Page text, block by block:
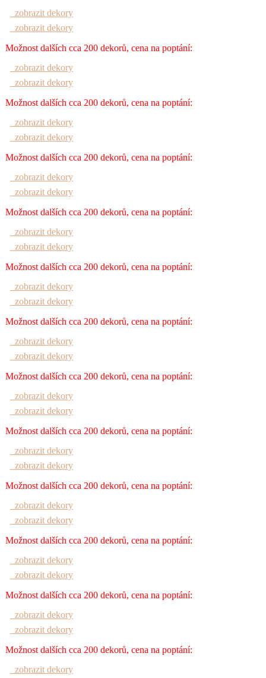
zobrazit dekory
zobrazit dekory
Možnost dalších cca 200 dekorů, cena na poptání:
zobrazit dekory
zobrazit dekory
Možnost dalších cca 200 dekorů, cena na poptání:
zobrazit dekory
zobrazit dekory
Možnost dalších cca 200 dekorů, cena na poptání:
zobrazit dekory
zobrazit dekory
Možnost dalších cca 200 dekorů, cena na poptání:
zobrazit dekory
zobrazit dekory
Možnost dalších cca 200 dekorů, cena na poptání:
zobrazit dekory
zobrazit dekory
Možnost dalších cca 200 dekorů, cena na poptání:
zobrazit dekory
zobrazit dekory
Možnost dalších cca 200 dekorů, cena na poptání:
zobrazit dekory
zobrazit dekory
Možnost dalších cca 200 dekorů, cena na poptání:
zobrazit dekory
zobrazit dekory
Možnost dalších cca 200 dekorů, cena na poptání:
zobrazit dekory
zobrazit dekory
Možnost dalších cca 200 dekorů, cena na poptání:
zobrazit dekory
zobrazit dekory
Možnost dalších cca 200 dekorů, cena na poptání:
zobrazit dekory
zobrazit dekory
Možnost dalších cca 200 dekorů, cena na poptání:
zobrazit dekory